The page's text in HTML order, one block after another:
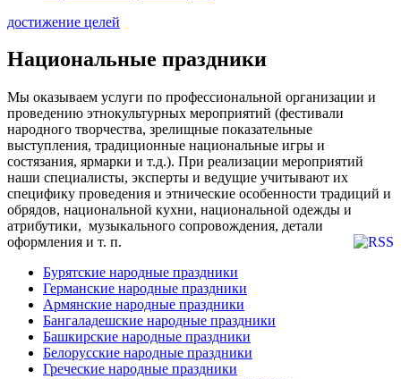
достижение целей
Национальные праздники
Мы оказываем услуги по профессиональной организации и
проведению этнокультурных мероприятий (фестивали
народного творчества, зрелищные показательные
выступления, традиционные национальные игры и
состязания, ярмарки и т.д.). При реализации мероприятий
наши специалисты, эксперты и ведущие учитывают их
специфику проведения и этнические особенности традиций и
обрядов, национальной кухни, национальной одежды и
атрибутики, музыкального сопровождения, детали
оформления и т. п.
Бурятские народные праздники
Германские народные праздники
Армянские народные праздники
Бангаладешские народные праздники
Башкирские народные праздники
Белорусские народные праздники
Греческие народные праздники